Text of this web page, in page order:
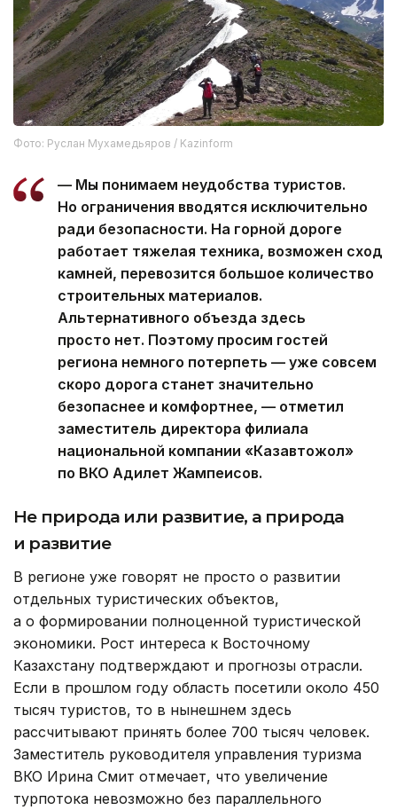
Фото: Руслан Мухамедьяров / Kazinform
— Мы понимаем неудобства туристов.
Но ограничения вводятся исключительно
ради безопасности. На горной дороге
работает тяжелая техника, возможен сход
камней, перевозится большое количество
строительных материалов.
Альтернативного объезда здесь
просто нет. Поэтому просим гостей
региона немного потерпеть — уже совсем
скоро дорога станет значительно
безопаснее и комфортнее, — отметил
заместитель директора филиала
национальной компании «Казавтожол»
по ВКО Адилет Жампеисов.
Не природа или развитие, а природа
и развитие
В регионе уже говорят не просто о развитии
отдельных туристических объектов,
а о формировании полноценной туристической
экономики. Рост интереса к Восточному
Казахстану подтверждают и прогнозы отрасли.
Если в прошлом году область посетили около 450
тысяч туристов, то в нынешнем здесь
рассчитывают принять более 700 тысяч человек.
Заместитель руководителя управления туризма
ВКО Ирина Смит отмечает, что увеличение
турпотока невозможно без параллельного